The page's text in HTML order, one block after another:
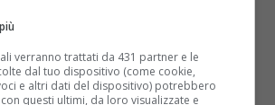
verranno trattati da 431 partner e le
dal tuo dispositivo (come cookie,
e altri dati del dispositivo) potrebbero
questi ultimi, da loro visualizzate e